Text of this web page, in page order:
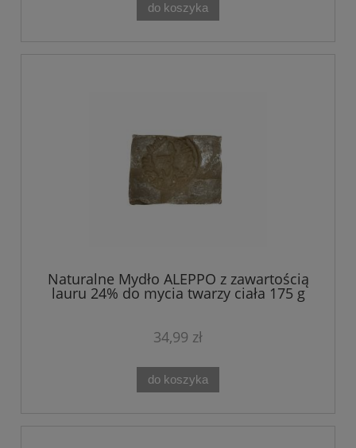
do koszyka
Naturalne Mydło ALEPPO z zawartością
lauru 24% do mycia twarzy ciała 175 g
34,99 zł
do koszyka